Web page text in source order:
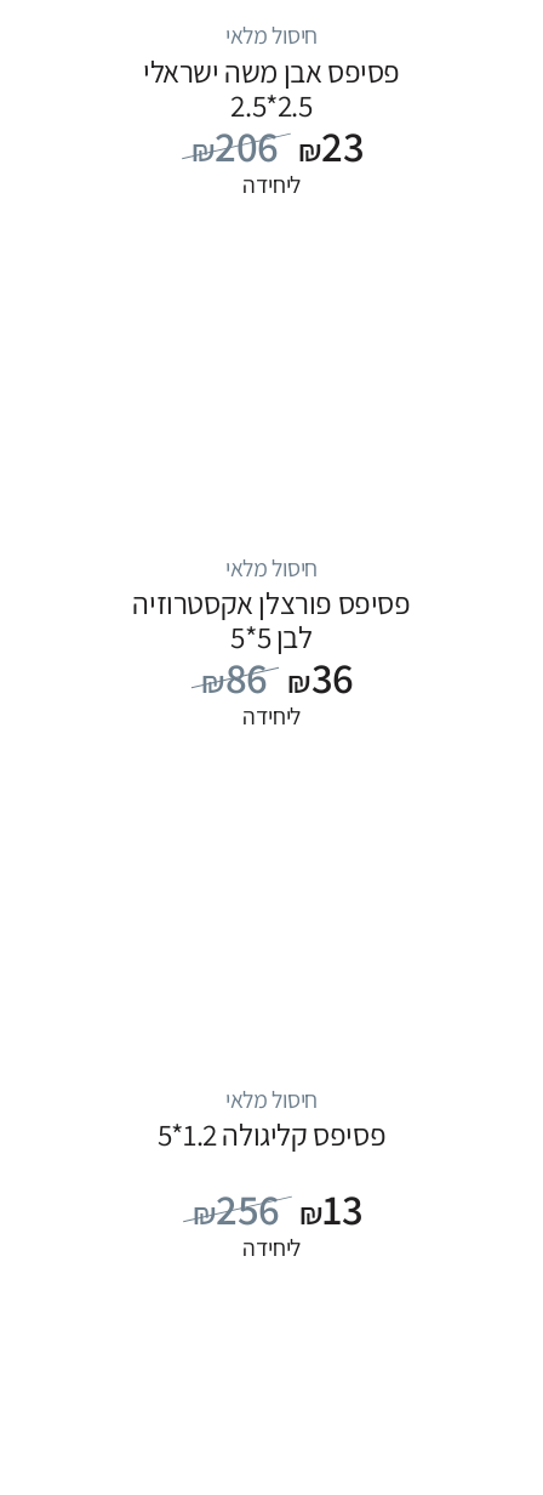
חיסול מלאי
פסיפס אבן משה ישראלי
2.5*2.5
₪206 ₪23
ליחידה
חיסול מלאי
פסיפס פורצלן אקסטרוזיה
לבן 5*5
₪86 ₪36
ליחידה
חיסול מלאי
פסיפס קליגולה 1.2*5
₪256 ₪13
ליחידה